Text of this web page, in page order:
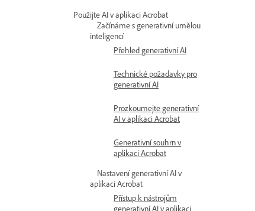
Použijte AI v aplikaci Acrobat
Začínáme s generativní umělou
inteligencí
Přehled generativní AI
Technické požadavky pro
generativní AI
Prozkoumejte generativní
AI v aplikaci Acrobat
Generativní souhrn v
aplikaci Acrobat
Nastavení generativní AI v
aplikaci Acrobat
Přístup k nástrojům
generativní AI v aplikaci